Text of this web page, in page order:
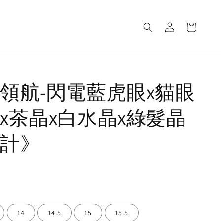
領航-閃電藍虎眼x貓眼
茶晶x白水晶x綠髮晶
》
14 14.5 15 15.5